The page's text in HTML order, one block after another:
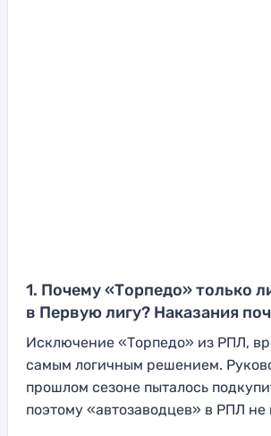
1. Почему «Торпедо» только
в Первую лигу? Наказания
Исключение «Торпедо» из РПЛ,
самым логичным решением.
прошлом сезоне пыталось
поэтому «автозаводцев» в РПЛ не